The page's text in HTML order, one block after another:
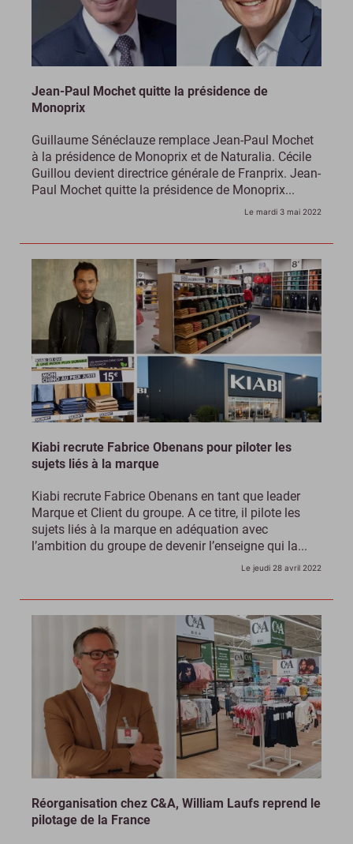
Jean-Paul Mochet quitte la présidence de
Monoprix
Guillaume Sénéclauze remplace Jean-Paul Mochet
à la présidence de Monoprix et de Naturalia. Cécile
Guillou devient directrice générale de Franprix. Jean-
Paul Mochet quitte la présidence de Monoprix...
Le mardi 3 mai 2022
Kiabi recrute Fabrice Obenans pour piloter les
sujets liés à la marque
Kiabi recrute Fabrice Obenans en tant que leader
Marque et Client du groupe. A ce titre, il pilote les
sujets liés à la marque en adéquation avec
l’ambition du groupe de devenir l’enseigne qui la...
Le jeudi 28 avril 2022
Réorganisation chez C&A, William Laufs reprend le
pilotage de la France